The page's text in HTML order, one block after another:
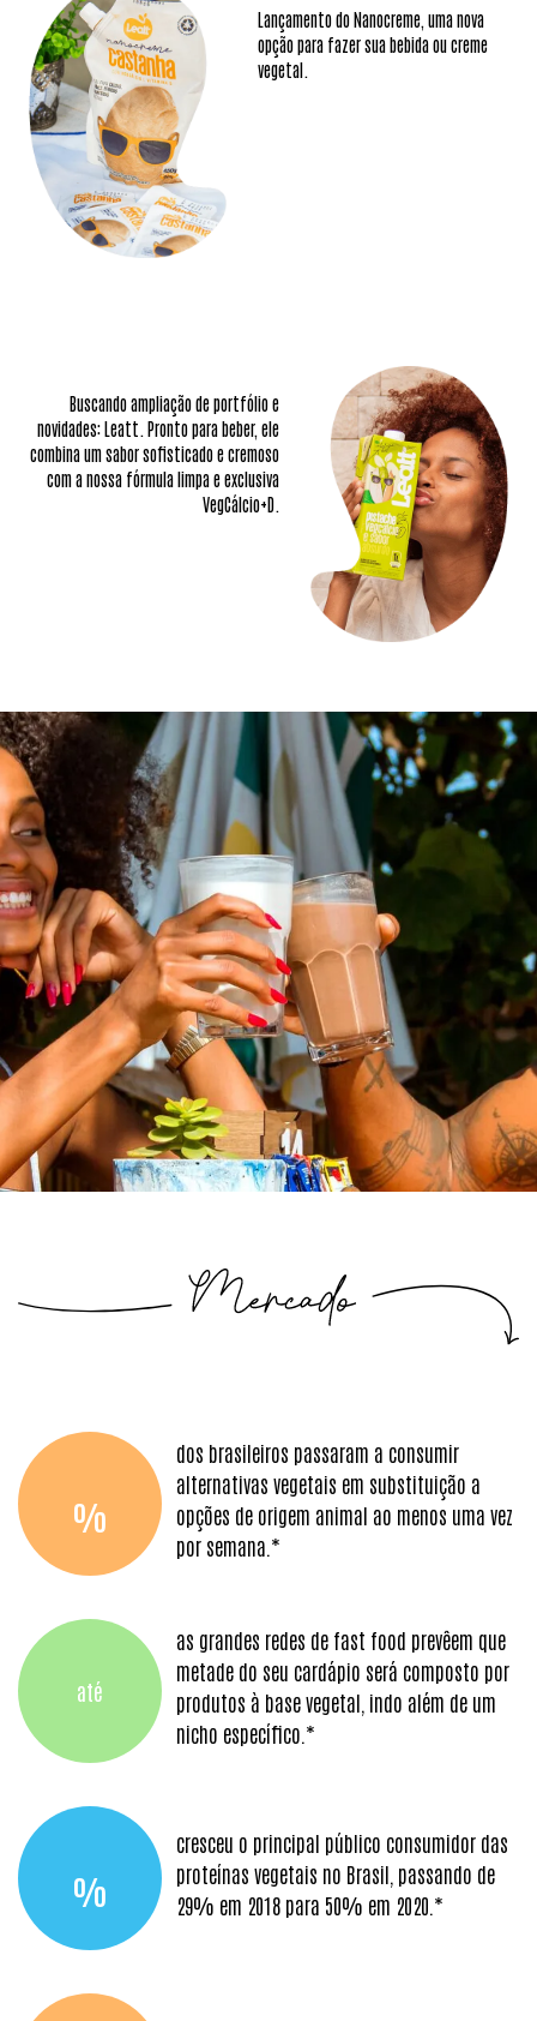
Lançamento do Nanocreme, uma nova
opção para fazer sua bebida ou creme
vegetal.
Buscando ampliação de portfólio e
novidades: Leatt. Pronto para beber, ele
combina um sabor sofisticado e cremoso
com a nossa fórmula limpa e exclusiva
VegCálcio+D.
%
dos brasileiros passaram a consumir
alternativas vegetais em substituição a
opções de origem animal ao menos uma vez
por semana.*
até
as grandes redes de fast food prevêem que
metade do seu cardápio será composto por
produtos à base vegetal, indo além de um
nicho específico.*
%
cresceu o principal público consumidor das
proteínas vegetais no Brasil, passando de
29% em 2018 para 50% em 2020.*